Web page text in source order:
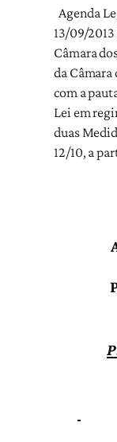
Agenda
13/09/
Câmara
da Câmara
com a
Lei em
duas
12/10, a